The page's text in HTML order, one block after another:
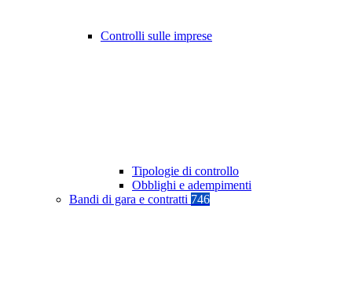
Controlli sulle imprese
Tipologie di controllo
Obblighi e adempimenti
Bandi di gara e contratti 746